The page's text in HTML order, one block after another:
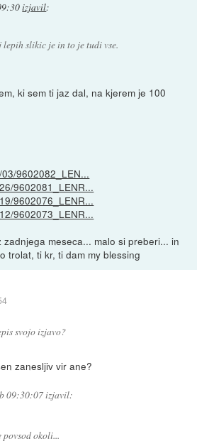
izjavil:
slikic je in to je tudi vse.
ki sem ti jaz dal, na kjerem je 100
9602082_LEN...
9602081_LENR...
9602076_LENR...
9602073_LENR...
meseca... malo si preberi... in
trolat, ti kr, ti dam my blessing
svojo izjavo?
zanesljiv vir ane?
09:30:07 izjavil:
okoli...